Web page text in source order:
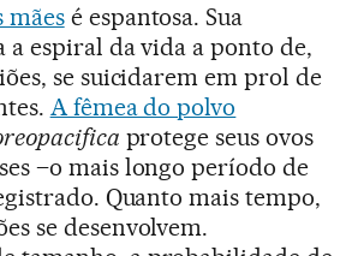
mãesé espantosa. Sua
a espiral da vida a ponto de,
se suicidarem em prol de
A fêmea do polvo
protege seus ovos
–o mais longo período de
Quanto mais tempo,
se desenvolvem.